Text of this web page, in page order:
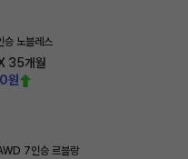
노블레스
35개월
원
7인승 르블랑